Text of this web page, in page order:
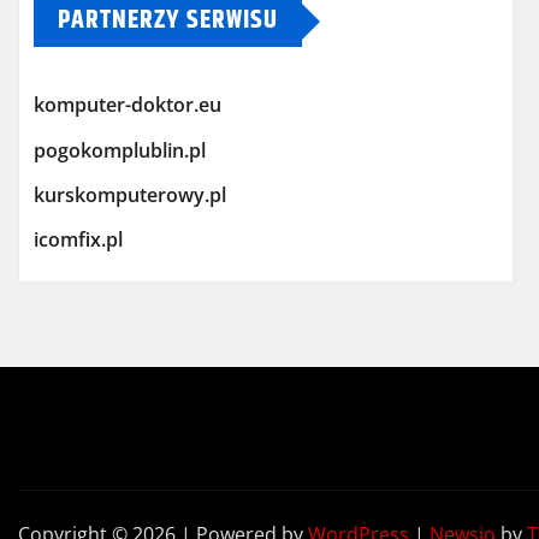
PARTNERZY SERWISU
komputer-doktor.eu
pogokomplublin.pl
kurskomputerowy.pl
icomfix.pl